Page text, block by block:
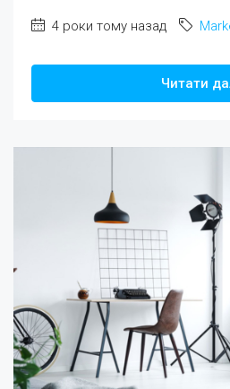
4 роки тому назад
Читати